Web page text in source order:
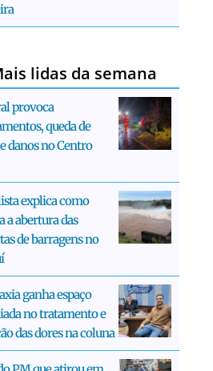
lidas da semana
provoca
queda de
danos no Centro
explica como
a abertura das
de barragens no
ganha espaço
no tratamento e
das dores na coluna